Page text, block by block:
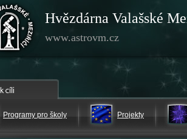
Hvězdárna Valašské
www.astrovm.cz
Programy pro školy Projekty